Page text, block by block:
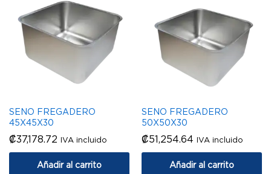
SENO FREGADERO
45X45X30
₡37,178.72 IVA incluido
Añadir al carrito
SENO FREGADERO
50X50X30
₡51,254.64 IVA incluido
Añadir al carrito